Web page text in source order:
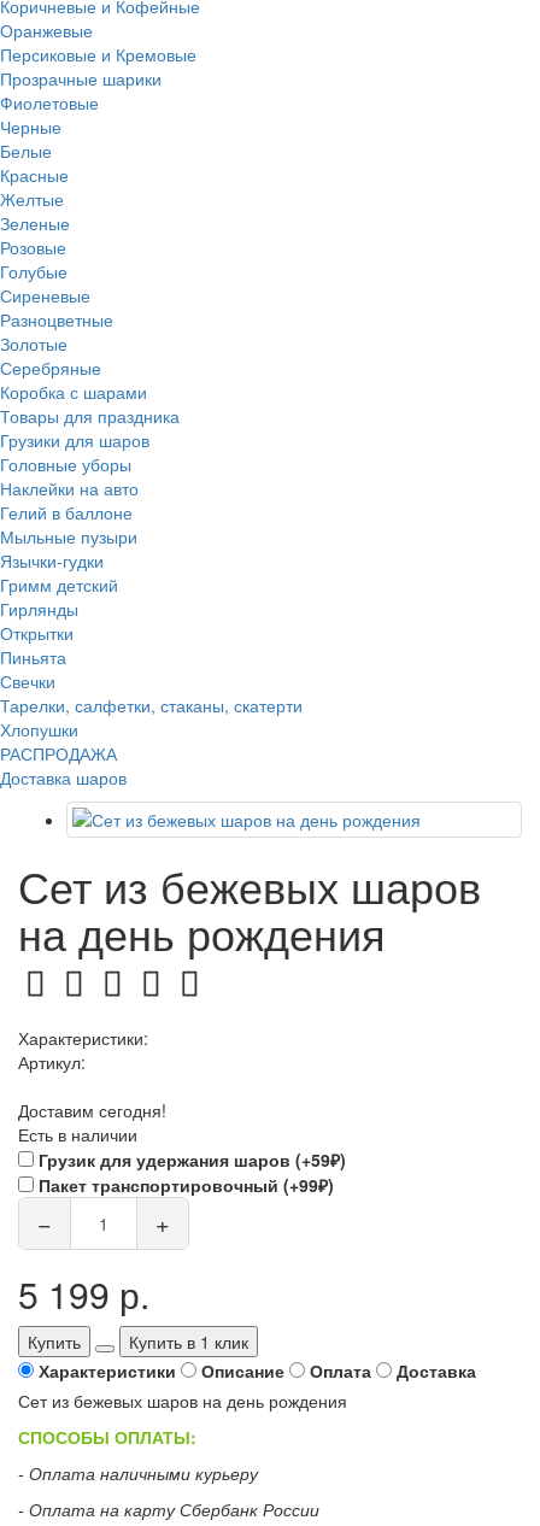
Коричневые и Кофейные
Оранжевые
Персиковые и Кремовые
Прозрачные шарики
Фиолетовые
Черные
Белые
Красные
Желтые
Зеленые
Розовые
Голубые
Сиреневые
Разноцветные
Золотые
Серебряные
Коробка с шарами
Товары для праздника
Грузики для шаров
Головные уборы
Наклейки на авто
Гелий в баллоне
Мыльные пузыри
Язычки-гудки
Гримм детский
Гирлянды
Открытки
Пиньята
Свечки
Тарелки, салфетки, стаканы, скатерти
Хлопушки
РАСПРОДАЖА
Доставка шаров
Сет из бежевых шаров
на день рождения
Характеристики:
Артикул:
Доставим сегодня!
Есть в наличии
Грузик для удержания шаров (+59₽)
Пакет транспортировочный (+99₽)
− +
5 199 р.
Купить
Купить в 1 клик
Характеристики
Описание Оплата
Доставка
Сет из бежевых шаров на день рождения
СПОСОБЫ ОПЛАТЫ:
- Оплата наличными курьеру
- Оплата на карту Сбербанк России